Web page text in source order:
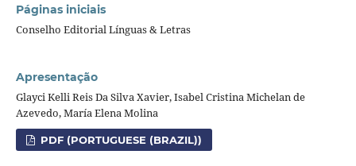
Páginas iniciais
Conselho Editorial Línguas & Letras
Apresentação
Glayci Kelli Reis Da Silva Xavier, Isabel Cristina Michelan de
Azevedo, María Elena Molina
PDF (PORTUGUESE (BRAZIL))